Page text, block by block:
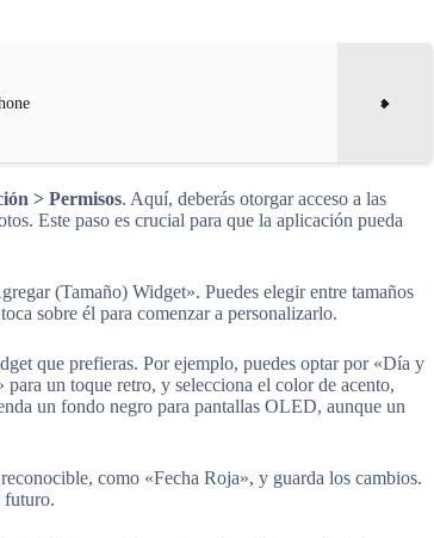
> Permisos. Aquí, deberás otorgar acceso a las
Este paso es crucial para que la aplicación pueda
(Tamaño) Widget». Puedes elegir entre tamaños
sobre él para comenzar a personalizarlo.
que prefieras. Por ejemplo, puedes optar por «Día y
un toque retro, y selecciona el color de acento,
un fondo negro para pantallas OLED, aunque un
como «Fecha Roja», y guarda los cambios.
futuro.